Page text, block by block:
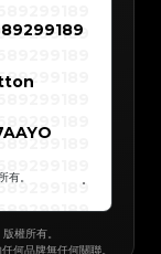
。
所有。
何品牌無任何關聯。